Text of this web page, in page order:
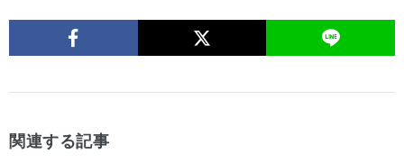
関連する記事